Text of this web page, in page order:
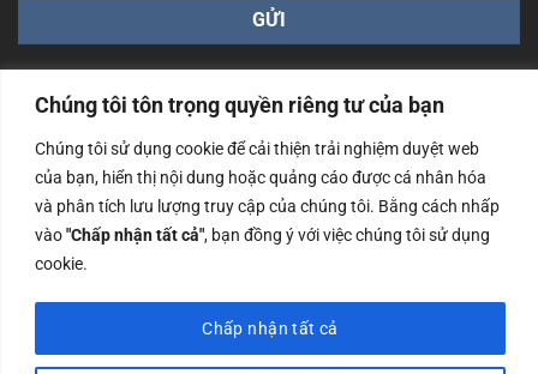
Chúng tôi tôn trọng quyền riêng tư của bạn
Chúng tôi sử dụng cookie để cải thiện trải nghiệm duyệt web
của bạn, hiển thị nội dung hoặc quảng cáo được cá nhân hóa
và phân tích lưu lượng truy cập của chúng tôi. Bằng cách nhấp
vào"Chấp nhận tất cả", bạn đồng ý với việc chúng tôi sử dụng
cookie.
Chấp nhận tất cả
Công ty TNHH Nam Bình Xương - Số ĐKKD: 0108783483
cấp ngày 14/06/2019 bởi Sở Kế Hoạch và Đầu Tư Tp. Hà
Nội
Copyrights @2023 Nam Binh Xuong. All Rights Reserved